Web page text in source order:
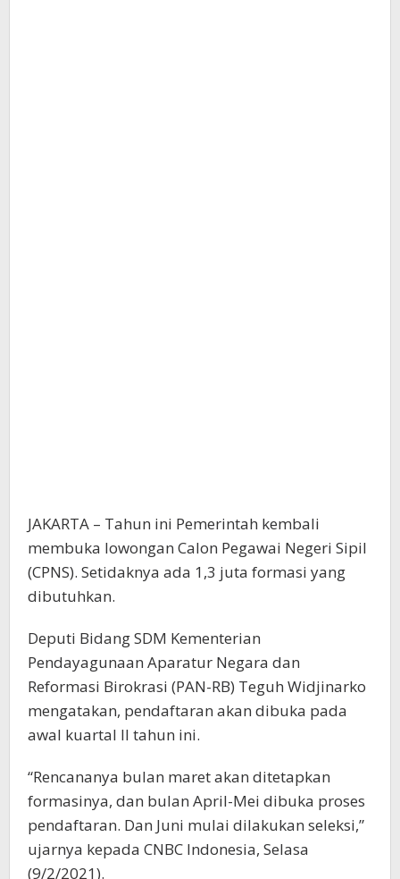
JAKARTA – Tahun ini Pemerintah kembali
membuka lowongan Calon Pegawai Negeri Sipil
(CPNS). Setidaknya ada 1,3 juta formasi yang
dibutuhkan.
Deputi Bidang SDM Kementerian
Pendayagunaan Aparatur Negara dan
Reformasi Birokrasi (PAN-RB) Teguh Widjinarko
mengatakan, pendaftaran akan dibuka pada
awal kuartal II tahun ini.
“Rencananya bulan maret akan ditetapkan
formasinya, dan bulan April-Mei dibuka proses
pendaftaran. Dan Juni mulai dilakukan seleksi,”
ujarnya kepada CNBC Indonesia, Selasa
(9/2/2021).